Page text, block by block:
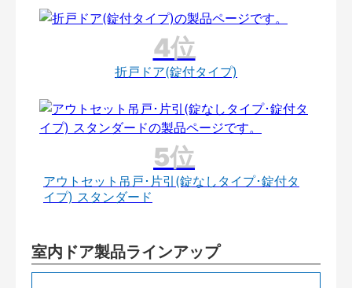
折戸ドア(錠付タイプ)
アウトセット吊戸･片引(錠なしタイプ･錠付タ
イプ) スタンダード
室内ドア製品ラインアップ